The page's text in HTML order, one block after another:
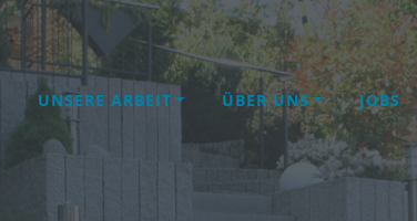
UNSERE ARBEIT
ÜBER UNS JOBS